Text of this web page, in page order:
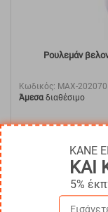
Ρουλεμάν
Κωδικός: MAX-
Άμεσα διαθέσιμο
ΚΑΝΕ
ΚΑΙ
5%